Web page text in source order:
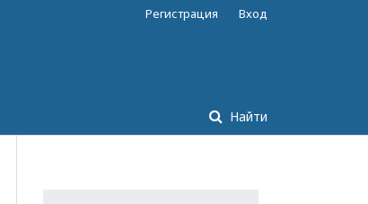
Найти
Регистрация Вход